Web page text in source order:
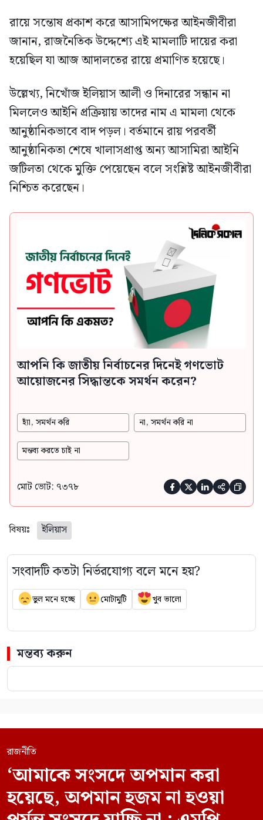
রায়ে সন্তোষ প্রকাশ করে আসামিপক্ষের আইনজীবীরা
জানান, রাজনৈতিক উদ্দেশ্যে এই মামলাটি দায়ের করা
হয়েছিল যা আজ আদালতের রায়ে প্রমাণিত হয়েছে।
উল্লেখ্য, নিখোঁজ ইলিয়াস আলী ও দিনারের সন্ধান না
মিললেও আইনি প্রক্রিয়ায় তাদের নাম এ মামলা থেকে
আনুষ্ঠানিকভাবে বাদ পড়ল। বর্তমানে রায় পরবর্তী
আনুষ্ঠানিকতা শেষে খালাসপ্রাপ্ত অন্য আসামিরা আইনি
জটিলতা থেকে মুক্তি পেয়েছেন বলে সংশ্লিষ্ট আইনজীবীরা
নিশ্চিত করেছেন।
আপনি কি জাতীয় নির্বাচনের দিনেই গণভোট
আয়োজনের সিদ্ধান্তকে সমর্থন করেন?
হ্যাঁ, সমর্থন করি না, সমর্থন করি না
মন্তব্য করতে চাই না
মোট ভোট: ৭৩৭৮     
বিষয়ঃ ইলিয়াস
সংবাদটি কতটা নির্ভরযোগ্য বলে মনে হয়?
ভুল মনে হচ্ছে মোটামুটি খুব ভালো
মন্তব্য করুন
রাজনীতি
‘আমাকে সংসদে অপমান করা
হয়েছে, অপমান হজম না হওয়া